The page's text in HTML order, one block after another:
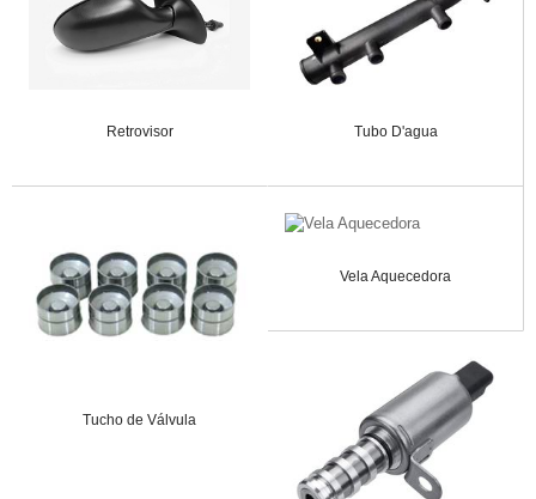
Retrovisor Tubo D'agua
Tucho de Válvula
Vela Aquecedora